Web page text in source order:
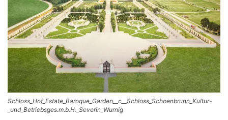
Schloss_Hof_Estate_Baroque_Garden__c__Schloss_Schoenbrunn_Kultur-
_und_Betriebsges.m.b.H._Severin_Wurnig